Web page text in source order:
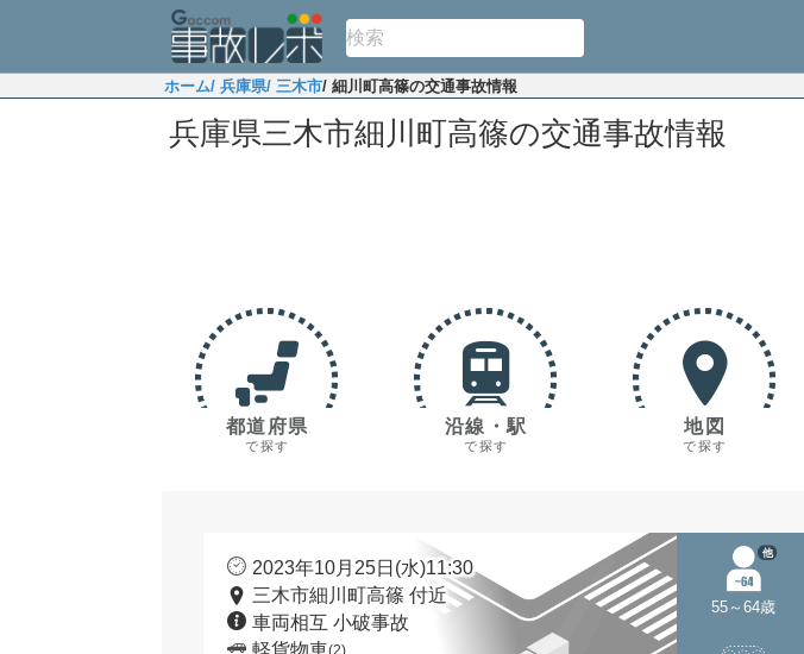
ホーム/ 兵庫県/ 三木市/ 細川町高篠の交通事故情報
兵庫県三木市細川町高篠の交通事故情報
都道府県
で探す
沿線・駅
で探す
地図
で探す
2023年10月25日(水)11:30
三木市細川町高篠 付近
車両相互 小破事故
軽貨物車(2)
55～64歳
他